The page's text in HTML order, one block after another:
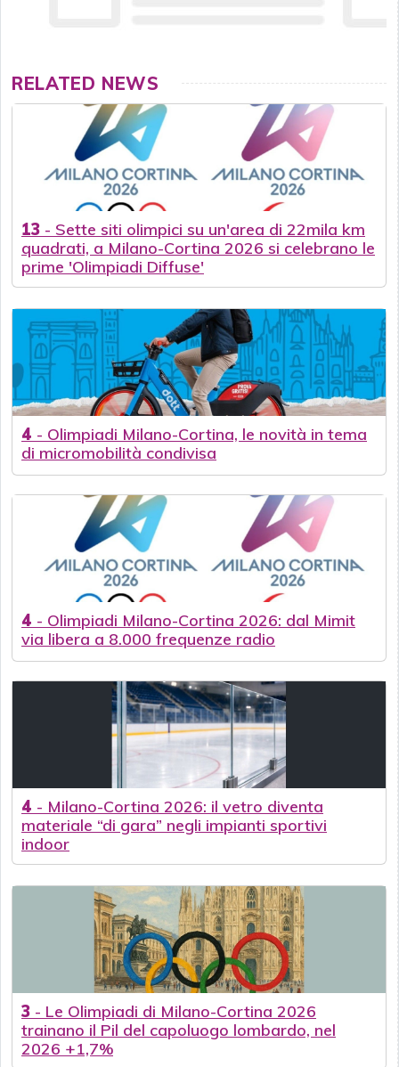
RELATED NEWS
13 - Sette siti olimpici su un'area di 22mila km
quadrati, a Milano-Cortina 2026 si celebrano le
prime 'Olimpiadi Diffuse'
4 - Olimpiadi Milano-Cortina, le novità in tema
di micromobilità condivisa
4 - Olimpiadi Milano-Cortina 2026: dal Mimit
via libera a 8.000 frequenze radio
4 - Milano-Cortina 2026: il vetro diventa
materiale “di gara” negli impianti sportivi
indoor
3 - Le Olimpiadi di Milano-Cortina 2026
trainano il Pil del capoluogo lombardo, nel
2026 +1,7%